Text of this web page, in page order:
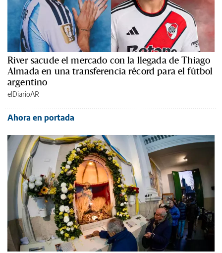
River sacude el mercado con la llegada de Thiago
Almada en una transferencia récord para el fútbol
argentino
elDiarioAR
Ahora en portada